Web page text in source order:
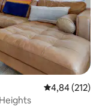
Průměrné
4,84 (212)